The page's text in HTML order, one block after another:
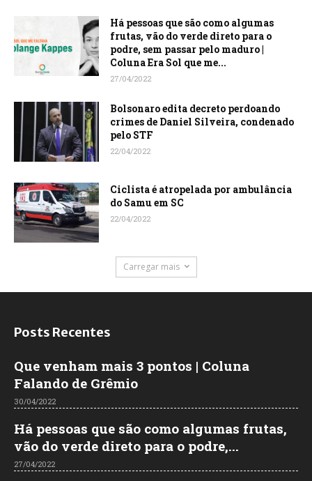
Há pessoas que são como algumas
frutas, vão do verde direto para o
podre, sem passar pelo maduro |
Coluna Era Sol que me...
27/04/2022
Bolsonaro edita decreto perdoando
crimes de Daniel Silveira, condenado
pelo STF
22/04/2022
Ciclista é atropelada por ambulância
do Samu em SC
22/04/2022
Carregar mais
Posts Recentes
Que venham mais 3 pontos | Coluna
Falando de Grêmio
30/04/2022
Há pessoas que são como algumas frutas,
vão do verde direto para o podre,...
27/04/2022